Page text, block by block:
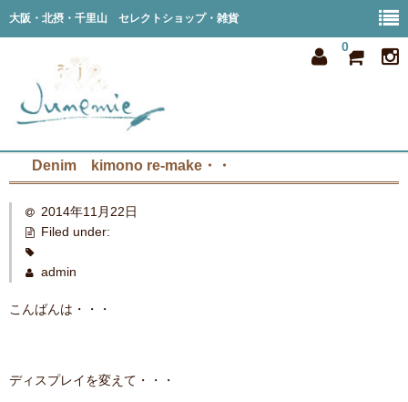
大阪・北摂・千里山 セレクトショップ・雑貨
0
all item
member
Denim kimono re-make・・
2014年11月22日
Filed under:
admin
こんばんは・・・
ディスプレイを変えて・・・